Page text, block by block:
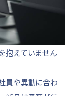
抱えていません
員や異動に合わ